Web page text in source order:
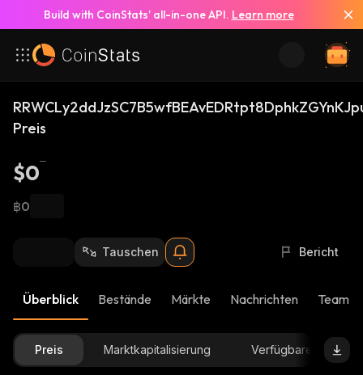
Build with CoinStats’ all-in-one API. Learn more
Preis
$0
฿0
Tauschen Bericht
Überblick Bestände Märkte Nachrichten Team-
Preis Marktkapitalisierung Verfügbare Menge